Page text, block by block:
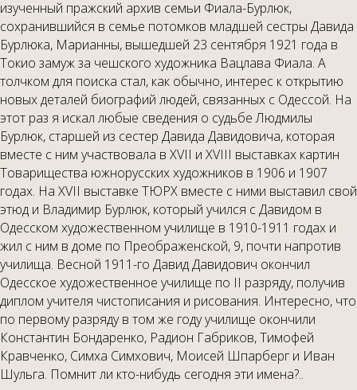
изученный пражский архив семьи Фиала-Бурлюк,
сохранившийся в семье потомков младшей сестры Давида
Бурлюка, Марианны, вышедшей 23 сентября 1921 года в
Токио замуж за чешского художника Вацлава Фиала. А
толчком для поиска стал, как обычно, интерес к открытию
новых деталей биографий людей, связанных с Одессой. На
этот раз я искал любые сведения о судьбе Людмилы
Бурлюк, старшей из сестер Давида Давидовича, которая
вместе с ним участвовала в XVII и XVIII выставках картин
Товарищества южнорусских художников в 1906 и 1907
годах. На XVII выставке ТЮРХ вместе с ними выставил свой
этюд и Владимир Бурлюк, который учился с Давидом в
Одесском художественном училище в 1910-1911 годах и
жил с ним в доме по Преображенской, 9, почти напротив
училища. Весной 1911-го Давид Давидович окончил
Одесское художественное училище по II разряду, получив
диплом учителя чистописания и рисования. Интересно, что
по первому разряду в том же году училище окончили
Константин Бондаренко, Радион Габриков, Тимофей
Кравченко, Симха Симхович, Моисей Шпарберг и Иван
Шульга. Помнит ли кто-нибудь сегодня эти имена?..